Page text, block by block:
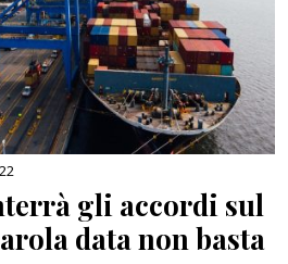
gli accordi sul
data non basta